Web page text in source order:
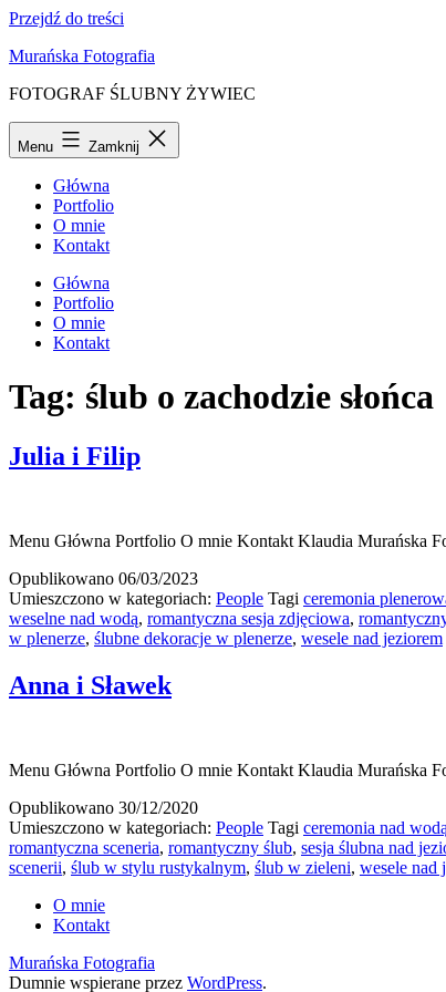
Przejdź do treści
Murańska Fotografia
FOTOGRAF ŚLUBNY ŻYWIEC
Menu Zamknij
Główna
Portfolio
O mnie
Kontakt
Główna
Portfolio
O mnie
Kontakt
Tag: ślub o zachodzie słońca
Julia i Filip
Menu Główna Portfolio O mnie Kontakt Klaudia Murańska
Opublikowano 06/03/2023
Umieszczono w kategoriach: People Tagi ceremonia
weselne nad wodą, romantyczna sesja zdjęciowa,
w plenerze, ślubne dekoracje w plenerze, wesele nad jeziorem
Anna i Sławek
Menu Główna Portfolio O mnie Kontakt Klaudia Murańska
Opublikowano 30/12/2020
Umieszczono w kategoriach: People Tagi ceremonia nad wodą
romantyczna sceneria, romantyczny ślub, sesja ślubna nad
scenerii, ślub w stylu rustykalnym, ślub w zieleni, wesele nad
O mnie
Kontakt
Murańska Fotografia
Dumnie wspierane przez WordPress.